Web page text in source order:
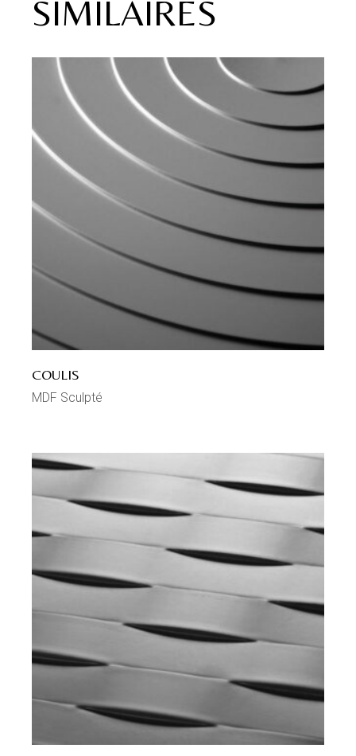
SIMILAIRES
COULIS
MDF Sculpté